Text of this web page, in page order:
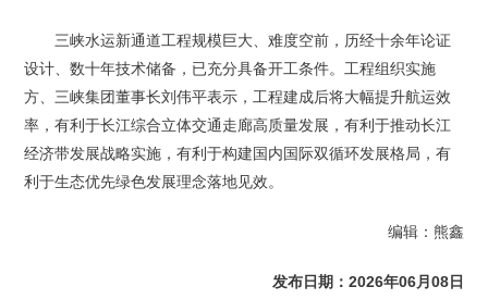
三峡水运新通道工程规模巨大、难度空前，历经十余年论证
设计、数十年技术储备，已充分具备开工条件。工程组织实施
方、三峡集团董事长刘伟平表示，工程建成后将大幅提升航运效
率，有利于长江综合立体交通走廊高质量发展，有利于推动长江
经济带发展战略实施，有利于构建国内国际双循环发展格局，有
利于生态优先绿色发展理念落地见效。
编辑：熊鑫
发布日期：2026年06月08日